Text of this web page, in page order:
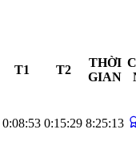
T1 T2
THỜI
GIAN
0:08:53 0:15:29 8:25:13